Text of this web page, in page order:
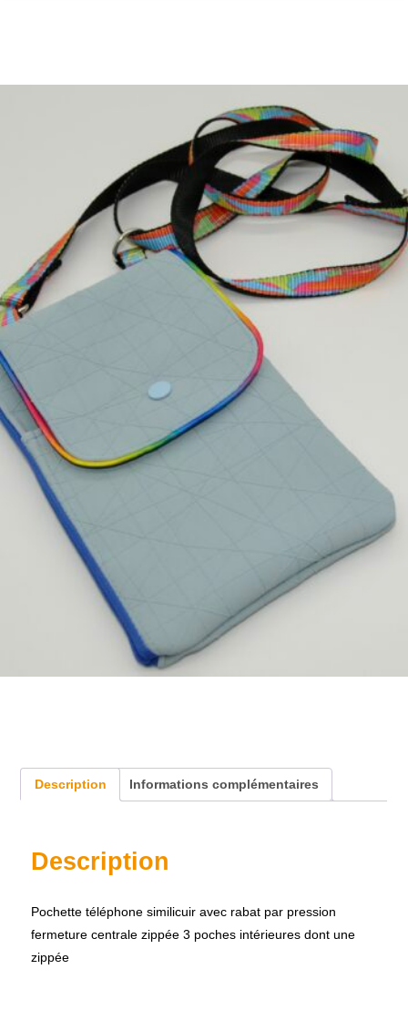
Description Informations complémentaires
Description
Pochette téléphone similicuir avec rabat par pression
fermeture centrale zippée 3 poches intérieures dont une
zippée